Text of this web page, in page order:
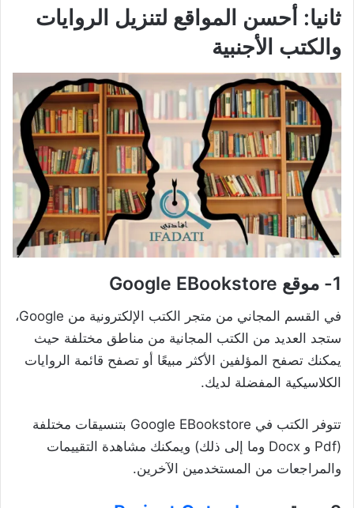
ثانيا: أحسن المواقع لتنزيل الروايات
والكتب الأجنبية
1- موقع Google EBookstore
في القسم المجاني من متجر الكتب الإلكترونية من Google،
ستجد العديد من الكتب المجانية من مناطق مختلفة حيث
يمكنك تصفح المؤلفين الأكثر مبيعًا أو تصفح قائمة الروايات
الكلاسيكية المفضلة لديك.
تتوفر الكتب في Google EBookstore بتنسيقات مختلفة
(pdf و Docx وما إلى ذلك) ويمكنك مشاهدة التقييمات
والمراجعات من المستخدمين الآخرين.